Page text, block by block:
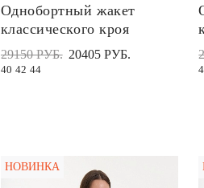
Однобортный жакет
классического кроя
29150 РУБ. 20405 РУБ.
40 42 44
НОВИНКА